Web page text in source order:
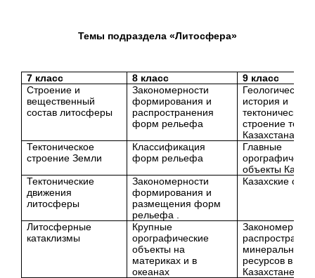
Темы подраздела «Литосфера»
7 класс 8 класс
9 класс
Строение и
вещественный
состав литосферы
Закономерности
формирования и
распространения
форм рельефа
Геологическая
история и
тектоническое
строение
Казахстана
Тектоническое
строение Земли
Классификация
форм рельефа
Главные
объекты
Тектонические
движения
литосферы
Закономерности
формирования и
размещения форм
рельефа .
Казахские
Литосферные
катаклизмы
Крупные
орографические
объекты на
материках и в
океанах
минеральных
ресурсов в
Казахстане